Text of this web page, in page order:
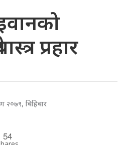
प्रहार
२०७९, बिहिबार
54